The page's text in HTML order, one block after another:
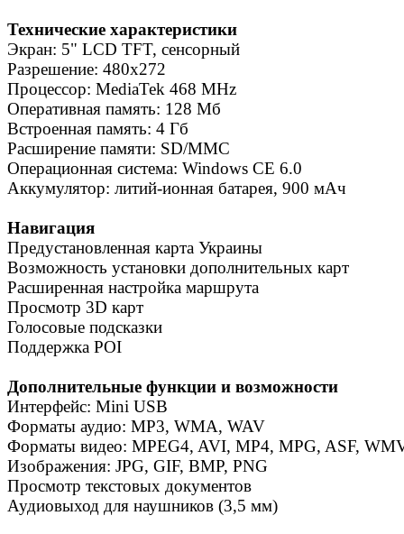
Технические характеристики
Экран: 5" LCD TFT, сенсорный
Разрешение: 480х272
Процессор: MediaTek 468 MHz
Оперативная память: 128 Мб
Встроенная память: 4 Гб
Расширение памяти: SD/MMC
Операционная система: Windows CE 6.0
Аккумулятор: литий-ионная батарея, 900 мАч
Навигация
Предустановленная карта Украины
Возможность установки дополнительных карт
Расширенная настройка маршрута
Просмотр 3D карт
Голосовые подсказки
Поддержка POI
Дополнительные функции и возможности
Интерфейс: Mini USB
Форматы аудио: MP3, WMA, WAV
Форматы видео: MPEG4, AVI, MP4, MPG, ASF,
Изображения: JPG, GIF, BMP, PNG
Просмотр текстовых документов
Аудиовыход для наушников (3,5 мм)